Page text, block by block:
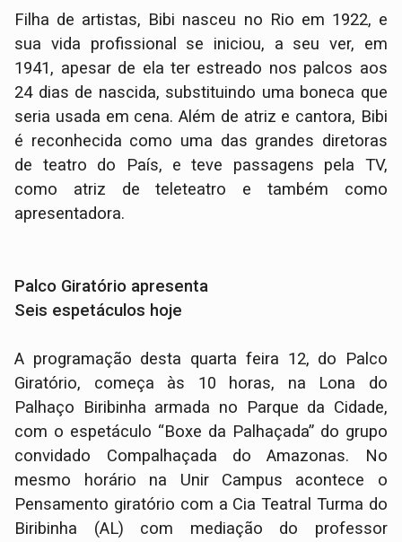
Filha de artistas, Bibi nasceu no Rio em 1922, e
sua vida profissional se iniciou, a seu ver, em
1941, apesar de ela ter estreado nos palcos aos
24 dias de nascida, substituindo uma boneca que
seria usada em cena. Além de atriz e cantora, Bibi
é reconhecida como uma das grandes diretoras
de teatro do País, e teve passagens pela TV,
como atriz de teleteatro e também como
apresentadora.
Palco Giratório apresenta
Seis espetáculos hoje
A programação desta quarta feira 12, do Palco
Giratório, começa às 10 horas, na Lona do
Palhaço Biribinha armada no Parque da Cidade,
com o espetáculo “Boxe da Palhaçada” do grupo
convidado Compalhaçada do Amazonas. No
mesmo horário na Unir Campus acontece o
Pensamento giratório com a Cia Teatral Turma do
Biribinha (AL) com mediação do professor